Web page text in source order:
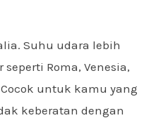
Suhu udara lebih
Roma, Venesia,
untuk kamu yang
keberatan dengan